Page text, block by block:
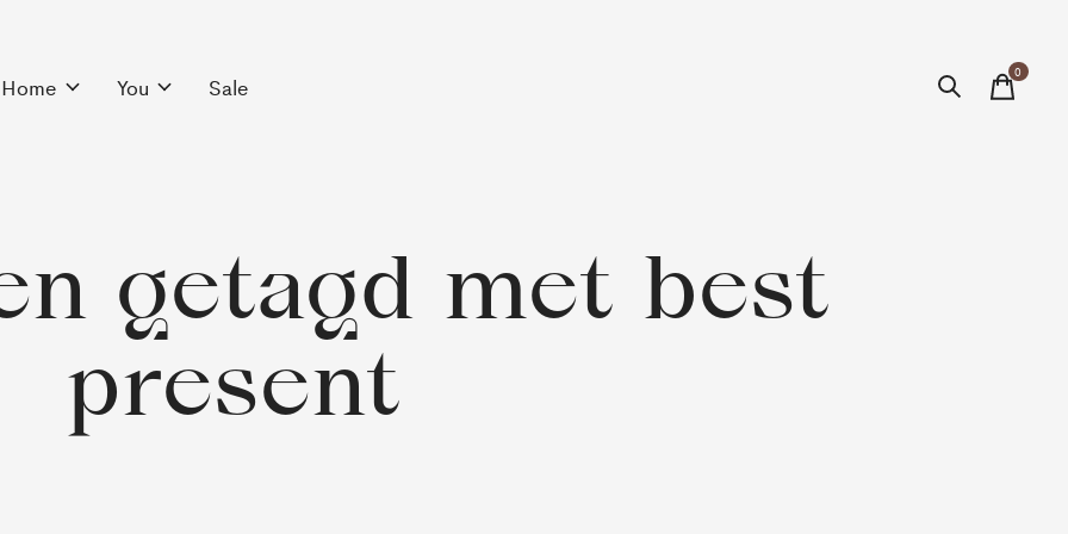
Home You Sale
0items
getagd met best
present